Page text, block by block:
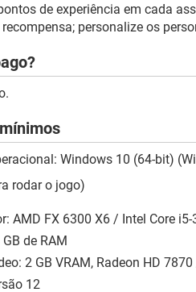
de experiência em cada
personalize os
Windows 10 (64-bit)
rodar o jogo)
AMD FX 6300 X6 / Intel Core i5-
de RAM
2 GB VRAM, Radeon HD
12